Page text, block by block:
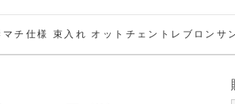
マチ仕様 束入れ オットチェントレブロンサ